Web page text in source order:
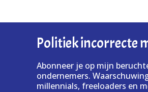
Politiek incorrecte
Abonneer je op mijn
ondernemers.
millennials, freeloaders en